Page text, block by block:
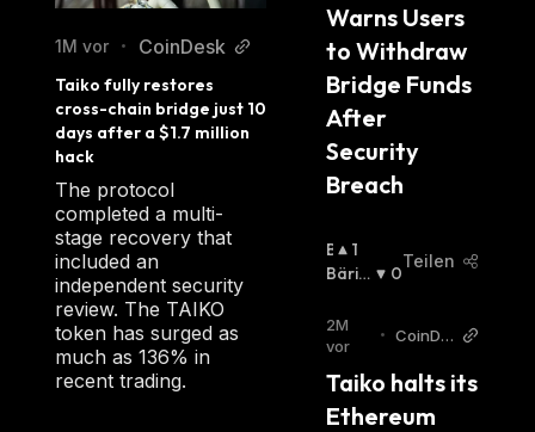
1M vor • CoinDesk
Taiko fully restores
cross-chain bridge just 10
days after a $1.7 million
hack
The protocol
completed a multi-
stage recovery that
included an
independent security
review. The TAIKO
token has surged as
much as 136% in
recent trading.
Warns Users
to Withdraw
Bridge Funds
After
Security
Breach
B
U
I
S
H
1
Bäris
0
Teilen
2M
vor
• CoinDe
Taiko halts its
Ethereum